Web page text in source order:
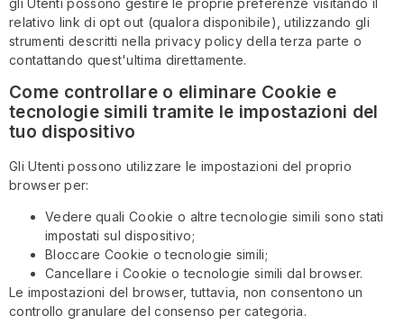
gli Utenti possono gestire le proprie preferenze visitando il
relativo link di opt out (qualora disponibile), utilizzando gli
strumenti descritti nella privacy policy della terza parte o
contattando quest'ultima direttamente.
Come controllare o eliminare Cookie e
tecnologie simili tramite le impostazioni del
tuo dispositivo
Gli Utenti possono utilizzare le impostazioni del proprio
browser per:
Vedere quali Cookie o altre tecnologie simili sono stati
impostati sul dispositivo;
Bloccare Cookie o tecnologie simili;
Cancellare i Cookie o tecnologie simili dal browser.
Le impostazioni del browser, tuttavia, non consentono un
controllo granulare del consenso per categoria.